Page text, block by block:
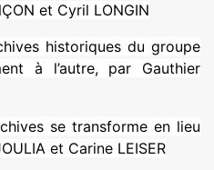
et Cyril LONGIN
his­to­ri­ques du groupe
à l’autre, par Gauthier
se trans­forme en lieu
et Carine LEISER